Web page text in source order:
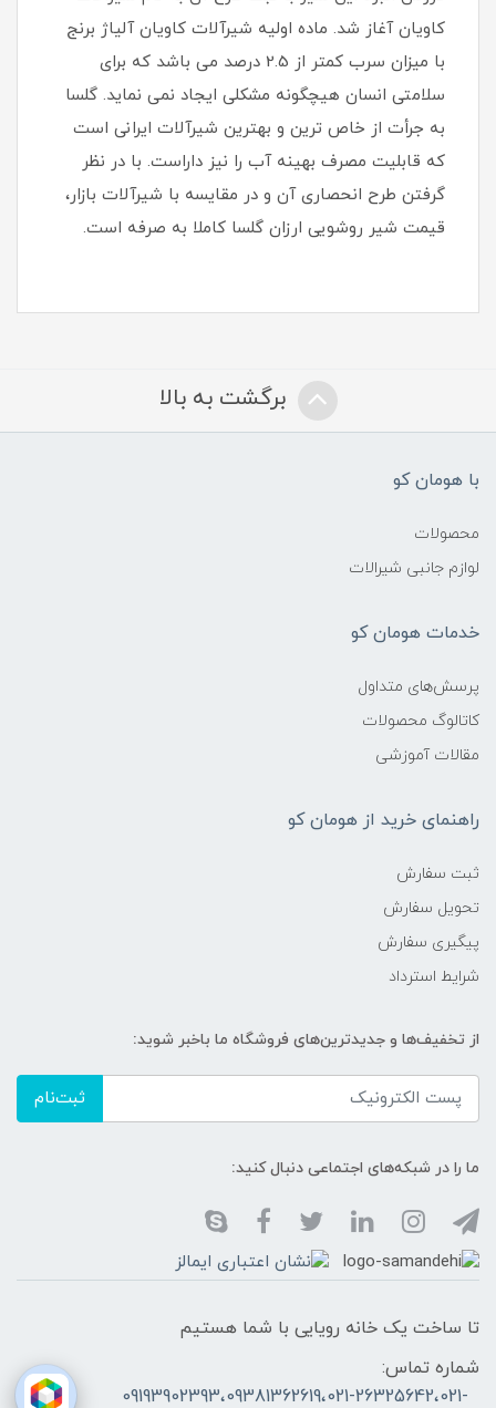
کاویان آغاز شد. ماده اولیه شیرآلات کاویان آلیاژ برنج
با میزان سرب کمتر از 2.5 درصد می باشد که برای
سلامتی انسان هیچگونه مشکلی ایجاد نمی نماید. گلسا
به جرأت از خاص ترین و بهترین شیرآلات ایرانی است
که قابلیت مصرف بهینه آب را نیز داراست. با در نظر
گرفتن طرح انحصاری آن و در مقایسه با شیرآلات بازار،
قیمت شیر روشویی ارزان گلسا کاملا به صرفه است.
برگشت به بالا
با هومان کو
محصولات
لوازم جانبی شیرالات
خدمات هومان کو
پرسش‌های متداول
کاتالوگ محصولات
مقالات آموزشی
راهنمای خرید از هومان کو
ثبت سفارش
تحویل سفارش
پیگیری سفارش
شرایط استرداد
از تخفیف‌ها و جدیدترین‌های فروشگاه ما باخبر شوید:
ثبت‌نام
ما را در شبکه‌های اجتماعی دنبال کنید:
تا ساخت یک خانه رویایی با شما هستیم
شماره تماس:
09193902393،09381362619،021-26325642،021-